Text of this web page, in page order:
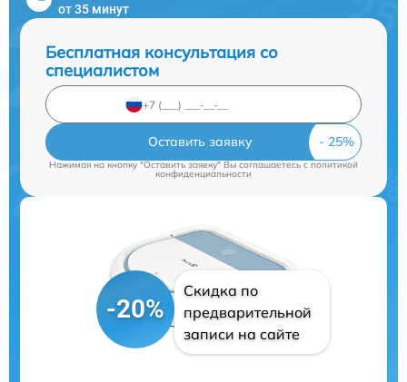
от 35 минут
Бесплатная консультация со
специалистом
Оставить заявку
Нажимая на кнопку "Оставить заявку" Вы соглашаетесь c политикой
конфиденциальности
-20%
Скидка по
предварительной
записи на сайте